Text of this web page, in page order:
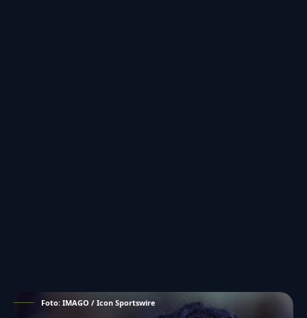
Foto: IMAGO / Icon Sportswire